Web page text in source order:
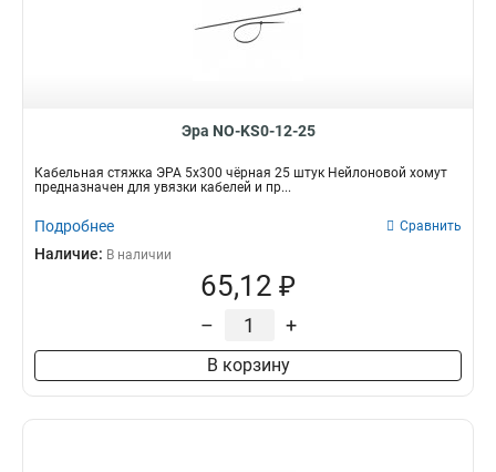
Эра NO-KS0-12-25
Кабельная стяжка ЭРА 5x300 чёрная 25 штук Нейлоновой хомут
предназначен для увязки кабелей и пр...
Подробнее Сравнить
Наличие: В наличии
65,12 ₽
– +
В корзину